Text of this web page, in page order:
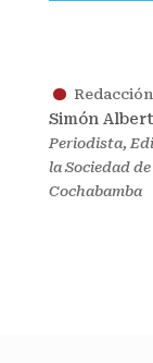
.
Simón
Periodista,
la Sociedad
Cochabamba